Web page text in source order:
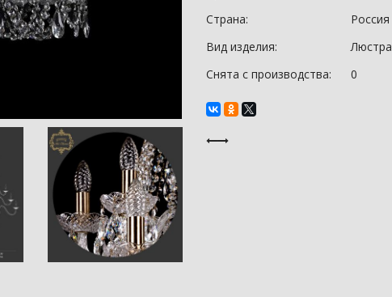
Страна:
Россия
Вид изделия:
Люстра
Снята с производства:
0